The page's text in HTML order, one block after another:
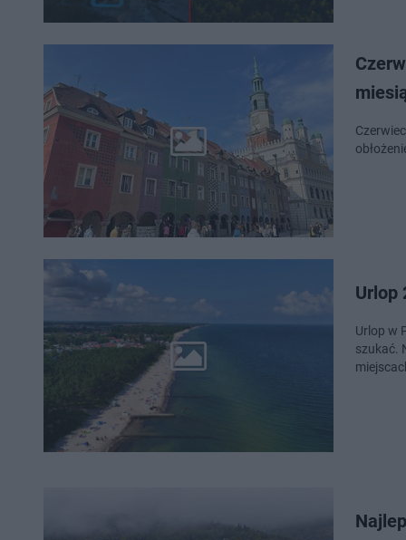
Urlop
Urlop w
szukać.